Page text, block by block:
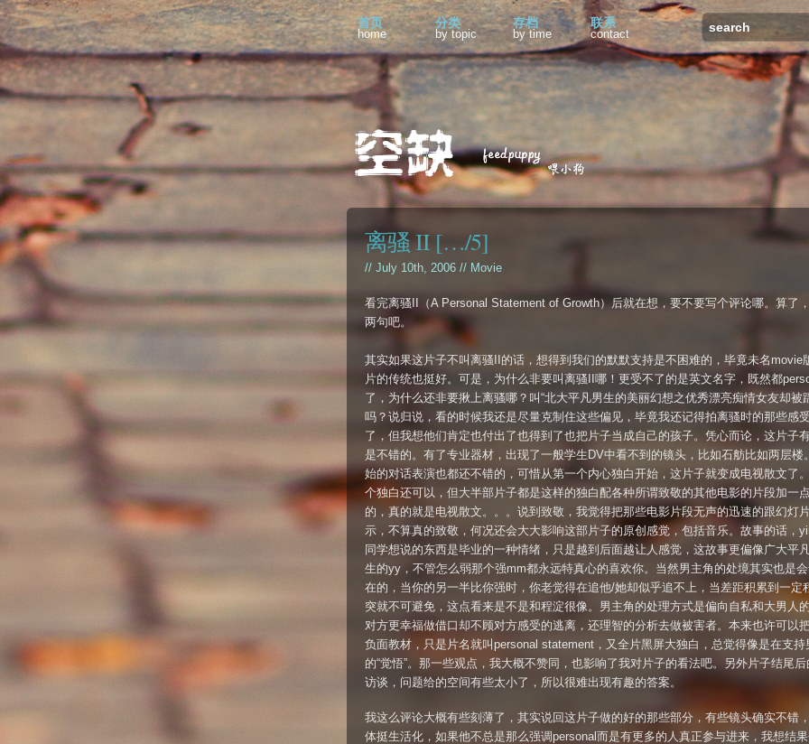
首页
home
分类
by topic
存档
by time
联系
contact
离骚 II […/5]
// July 10th, 2006 // Movie
看完离骚II（A Personal Statement of Growth）后就在想，要不要写个评论哪。算了
两句吧。
其实如果这片子不叫离骚II的话，想得到我们的默默支持是不困难的，毕竟未名movie
片的传统也挺好。可是，为什么非要叫离骚II哪！更受不了的是英文名字，既然都
了，为什么还非要揪上离骚哪？叫“北大平凡男生的美丽幻想之优秀漂亮痴情女友却被
吗？说归说，看的时候我还是尽量克制住这些偏见，毕竟我还记得拍离骚时的那些感
了，但我想他们肯定也付出了也得到了也把片子当成自己的孩子。凭心而论，这片子
是不错的。有了专业器材，出现了一般学生DV中看不到的镜头，比如石舫比如两层楼
始的对话表演也都还不错的，可惜从第一个内心独白开始，这片子就变成电视散文了
个独白还可以，但大半部片子都是这样的独白配各种所谓致敬的其他电影的片段加一
的，真的就是电视散文。。。说到致敬，我觉得把那些电影片段无声的迅速的跟幻灯
示，不算真的致敬，何况还会大大影响这部片子的原创感觉，包括音乐。故事的话，
同学想说的东西是毕业的一种情绪，只是越到后面越让人感觉，这故事更偏像广大平
生的yy，不管怎么弱那个强mm都永远特真心的喜欢你。当然男主角的处境其实也是
在的，当你的另一半比你强时，你老觉得在追他/她却似乎追不上，当差距积累到一定
突就不可避免，这点看来是不是和程淀很像。男主角的处理方式是偏向自私和大男人
对方更幸福做借口却不顾对方感受的逃离，还理智的分析去做被害者。本来也许可以
负面教材，只是片名就叫personal statement，又全片黑屏大独白，总觉得像是在支持
的“觉悟”。那一些观点，我大概不赞同，也影响了我对片子的看法吧。另外片子结尾
访谈，问题给的空间有些太小了，所以很难出现有趣的答案。
我这么评论大概有些刻薄了，其实说回这片子做的好的那些部分，有些镜头确实不错
体挺生活化，如果他不总是那么强调personal而是有更多的人真正参与进来，我想结